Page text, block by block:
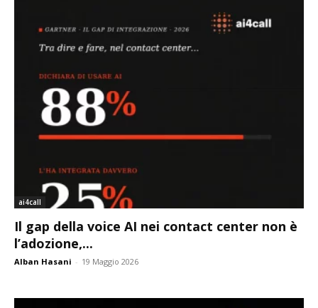
ai4call
Il gap della voice AI nei contact center non è
l’adozione,...
Alban Hasani - 19 Maggio 2026